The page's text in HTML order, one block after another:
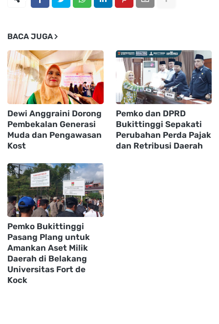
BACA JUGA
Dewi Anggraini Dorong
Pembekalan Generasi
Muda dan Pengawasan
Kost
Pemko dan DPRD
Bukittinggi Sepakati
Perubahan Perda Pajak
dan Retribusi Daerah
Pemko Bukittinggi
Pasang Plang untuk
Amankan Aset Milik
Daerah di Belakang
Universitas Fort de
Kock